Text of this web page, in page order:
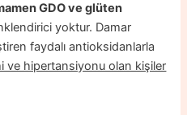
GDO ve glüten
yoktur. Damar
faydalı antioksidanlarla
ve hipertansiyonu olan kişiler